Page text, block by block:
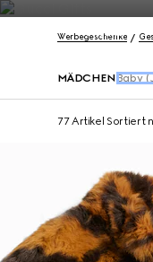
Kontakt
Werbegeschenke
MÄDCHEN Baby
77 Artikel Sortiert